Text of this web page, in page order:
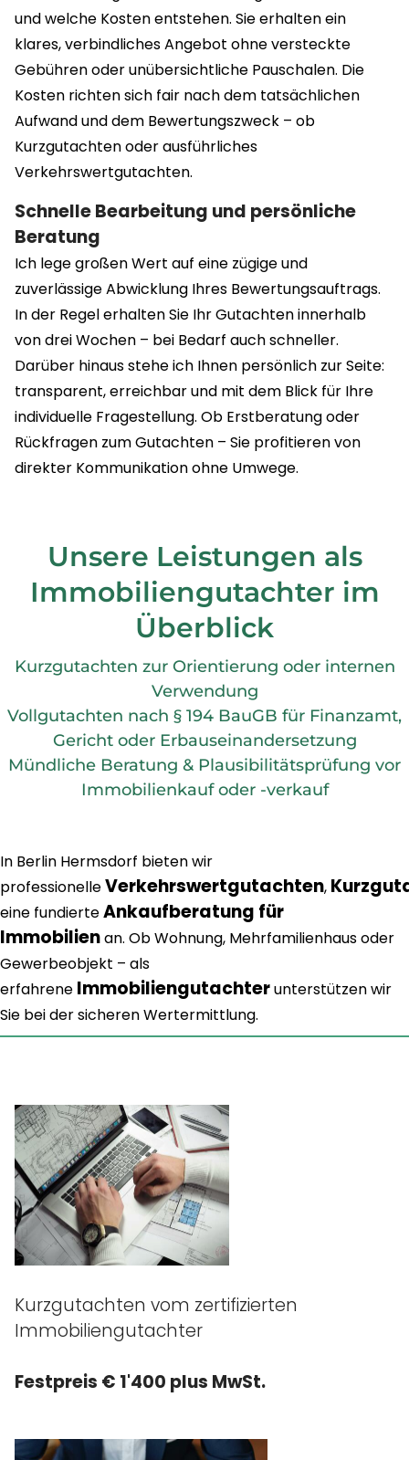
und welche Kosten entstehen. Sie erhalten ein
klares, verbindliches Angebot ohne versteckte
Gebühren oder unübersichtliche Pauschalen. Die
Kosten richten sich fair nach dem tatsächlichen
Aufwand und dem Bewertungszweck – ob
Kurzgutachten oder ausführliches
Verkehrswertgutachten.
Schnelle Bearbeitung und persönliche
Beratung
Ich lege großen Wert auf eine zügige und
zuverlässige Abwicklung Ihres Bewertungsauftrags.
In der Regel erhalten Sie Ihr Gutachten innerhalb
von drei Wochen – bei Bedarf auch schneller.
Darüber hinaus stehe ich Ihnen persönlich zur Seite:
transparent, erreichbar und mit dem Blick für Ihre
individuelle Fragestellung. Ob Erstberatung oder
Rückfragen zum Gutachten – Sie profitieren von
direkter Kommunikation ohne Umwege.
Unsere Leistungen als
Immobiliengutachter im
Überblick
Kurzgutachten zur Orientierung oder internen
Verwendung
Vollgutachten nach § 194 BauGB für Finanzamt,
Gericht oder Erbauseinandersetzung
Mündliche Beratung & Plausibilitätsprüfung vor
Immobilienkauf oder -verkauf
In Berlin Hermsdorf bieten wir
professionelleVerkehrswertgutachten,
eine fundierteAnkaufberatung für
Immobilienan. Ob Wohnung, Mehrfamilienhaus oder
Gewerbeobjekt – als
erfahrene Immobiliengutachterunterstützen wir
Sie bei der sicheren Wertermittlung.
Kurzgutachten vom zertifizierten
Immobiliengutachter
Festpreis € 1'400 plus MwSt.